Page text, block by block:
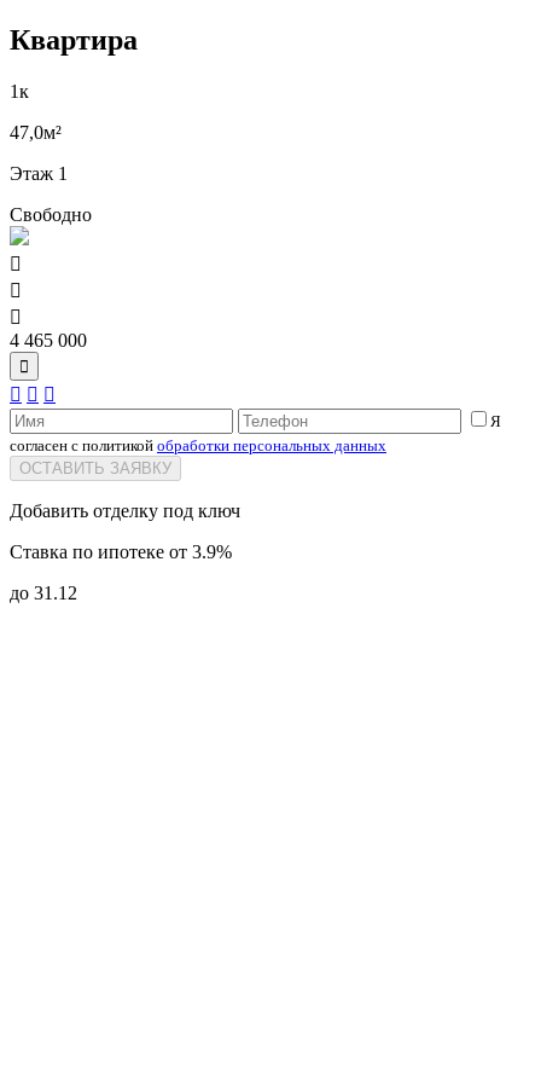
Квартира
1к
47,0м²
Этаж 1
Свободно



4 465 000

  
Я
согласен с политикой обработки персональных данных
ОСТАВИТЬ ЗАЯВКУ
Добавить отделку под ключ
Ставка по ипотеке от 3.9%
до 31.12